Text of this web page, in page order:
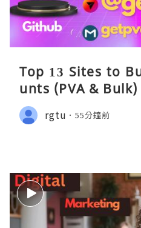
Top 13 Sites to
unts (PVA & Bulk)
rgtu 55分鐘前